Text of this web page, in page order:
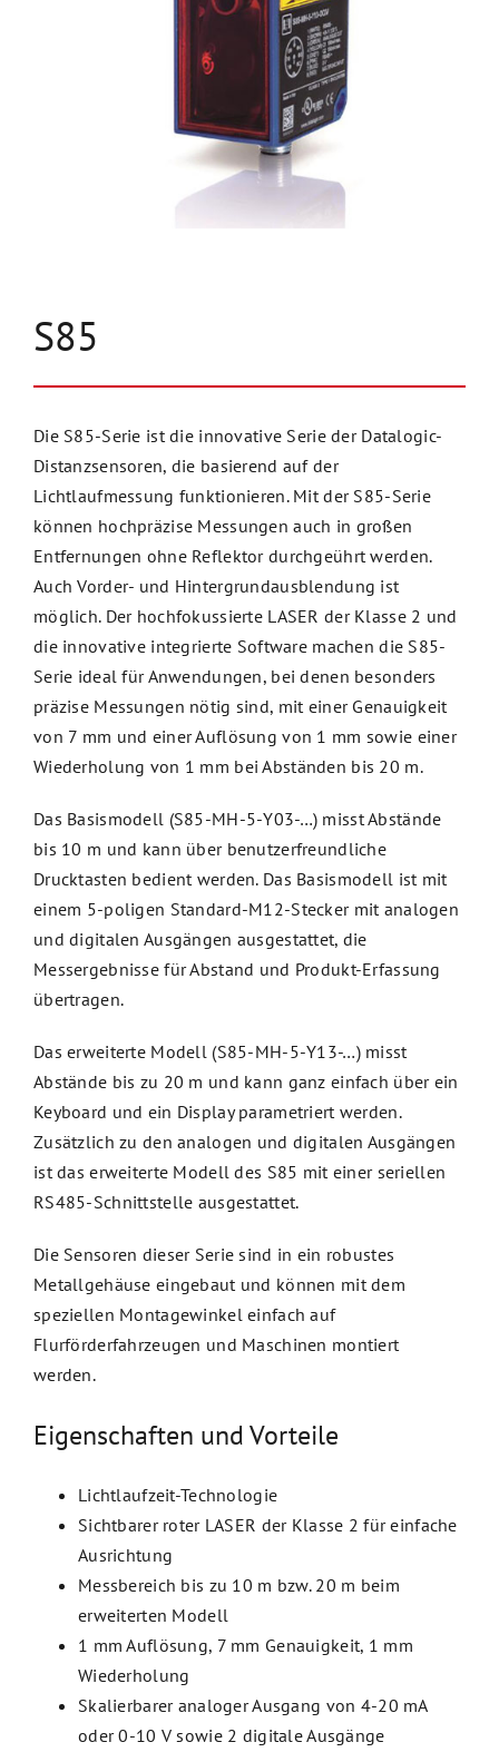
S85
Die S85-Serie ist die innovative Serie der Datalogic-
Distanzsensoren, die basierend auf der
Lichtlaufmessung funktionieren. Mit der S85-Serie
können hochpräzise Messungen auch in großen
Entfernungen ohne Reflektor durchgeührt werden.
Auch Vorder- und Hintergrundausblendung ist
möglich. Der hochfokussierte LASER der Klasse 2 und
die innovative integrierte Software machen die S85-
Serie ideal für Anwendungen, bei denen besonders
präzise Messungen nötig sind, mit einer Genauigkeit
von 7 mm und einer Auflösung von 1 mm sowie einer
Wiederholung von 1 mm bei Abständen bis 20 m.
Das Basismodell (S85-MH-5-Y03-…) misst Abstände
bis 10 m und kann über benutzerfreundliche
Drucktasten bedient werden. Das Basismodell ist mit
einem 5-poligen Standard-M12-Stecker mit analogen
und digitalen Ausgängen ausgestattet, die
Messergebnisse für Abstand und Produkt-Erfassung
übertragen.
Das erweiterte Modell (S85-MH-5-Y13-…) misst
Abstände bis zu 20 m und kann ganz einfach über ein
Keyboard und ein Display parametriert werden.
Zusätzlich zu den analogen und digitalen Ausgängen
ist das erweiterte Modell des S85 mit einer seriellen
RS485-Schnittstelle ausgestattet.
Die Sensoren dieser Serie sind in ein robustes
Metallgehäuse eingebaut und können mit dem
speziellen Montagewinkel einfach auf
Flurförderfahrzeugen und Maschinen montiert
werden.
Eigenschaften und Vorteile
Lichtlaufzeit-Technologie
Sichtbarer roter LASER der Klasse 2 für einfache
Ausrichtung
Messbereich bis zu 10 m bzw. 20 m beim
erweiterten Modell
1 mm Auflösung, 7 mm Genauigkeit, 1 mm
Wiederholung
Skalierbarer analoger Ausgang von 4-20 mA
oder 0-10 V sowie 2 digitale Ausgänge